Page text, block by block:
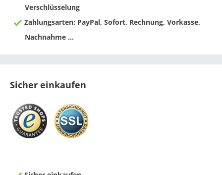
Verschlüsselung
Zahlungsarten: PayPal, Sofort, Rechnung, Vorkasse,
Nachnahme ...
Sicher einkaufen